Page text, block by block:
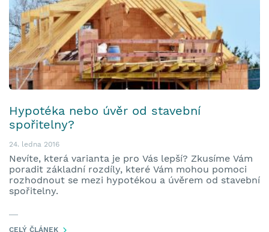
Hypotéka nebo úvěr od stavební
spořitelny?
24. ledna 2016
Nevíte, která varianta je pro Vás lepší? Zkusíme Vám
poradit základní rozdíly, které Vám mohou pomoci
rozhodnout se mezi hypotékou a úvěrem od stavební
spořitelny.
CELÝ ČLÁNEK